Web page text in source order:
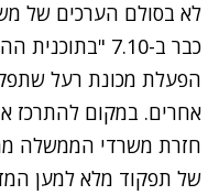
לא בסולם הערכים של
כבר ב-7.10
הפעלת מכונת רעל
אחרים. במקום להתרכז
חזרת משרדי הממשלה
של תפקוד מלא למען